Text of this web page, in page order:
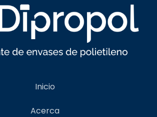
Inicio
Acerca